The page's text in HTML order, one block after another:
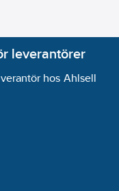
leverantörer
hos Ahlsell